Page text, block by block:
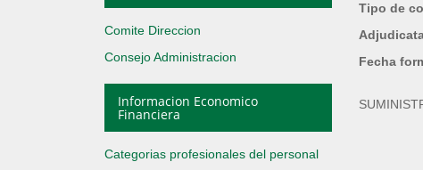
Comite Direccion
Consejo Administracion
Informacion Economico
Financiera
Categorias profesionales del personal
Tipo de
Fecha